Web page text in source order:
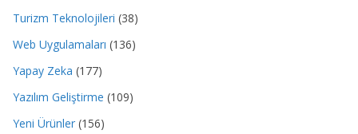
Turizm Teknolojileri (38)
Web Uygulamaları (136)
Yapay Zeka (177)
Yazılım Geliştirme (109)
Yeni Ürünler (156)